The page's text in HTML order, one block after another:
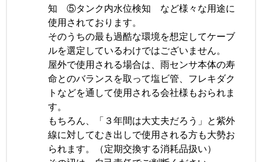
知 ⑤タンク内水位検知 など様々な用途に
使用されております。
そのうちの最も過酷な環境を想定してケーブ
ルを選定しているわけではございません。
屋外で使用される場合は、雨センサ本体の寿
命とのバランスを取って塩ビ管、フレキダク
トなどを通して使用される会社様もおられま
す。
もちろん、「３年間は大丈夫だろう」と紫外
線に対してむき出しで使用される方も大勢お
られます。（定期交換する消耗品扱い）